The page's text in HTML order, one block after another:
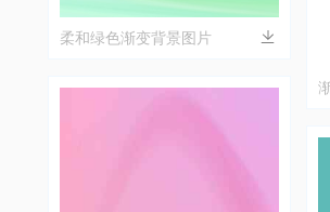
柔和绿色渐变背景图片